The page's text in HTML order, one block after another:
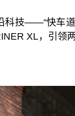
技——“快车
XL，引领